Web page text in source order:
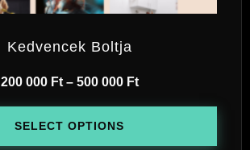
Kedvencek Boltja
200 000 Ft– 500 000 Ft
SELECT OPTIONS